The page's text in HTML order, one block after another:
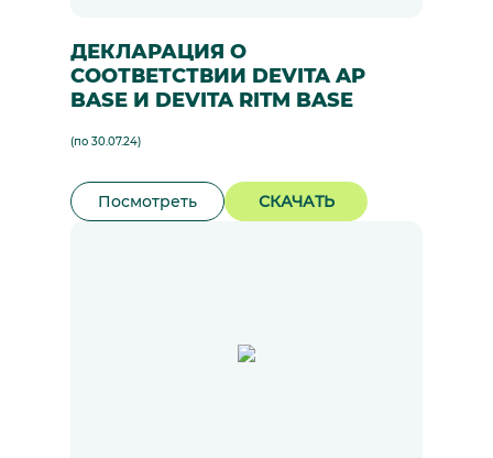
ДЕКЛАРАЦИЯ О
СООТВЕТСТВИИ DEVITA AP
BASE И DEVITA RITM BASE
(по 30.07.24)
Посмотреть СКАЧАТЬ